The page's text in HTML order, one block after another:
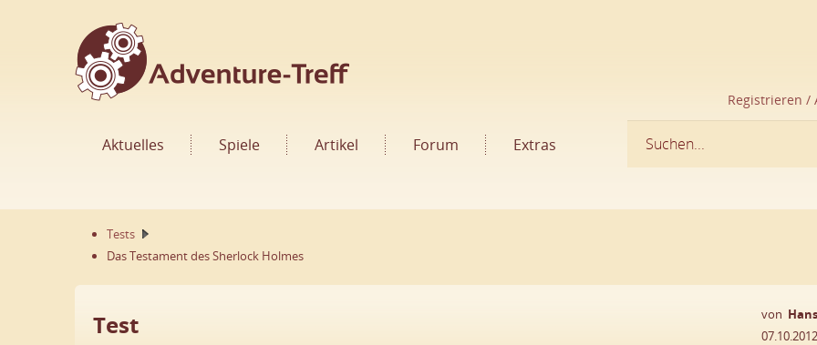
Registrieren /
Aktuelles Spiele Artikel Forum Extras
Tests
Das Testament des Sherlock Holmes
Test von
07.10.2012